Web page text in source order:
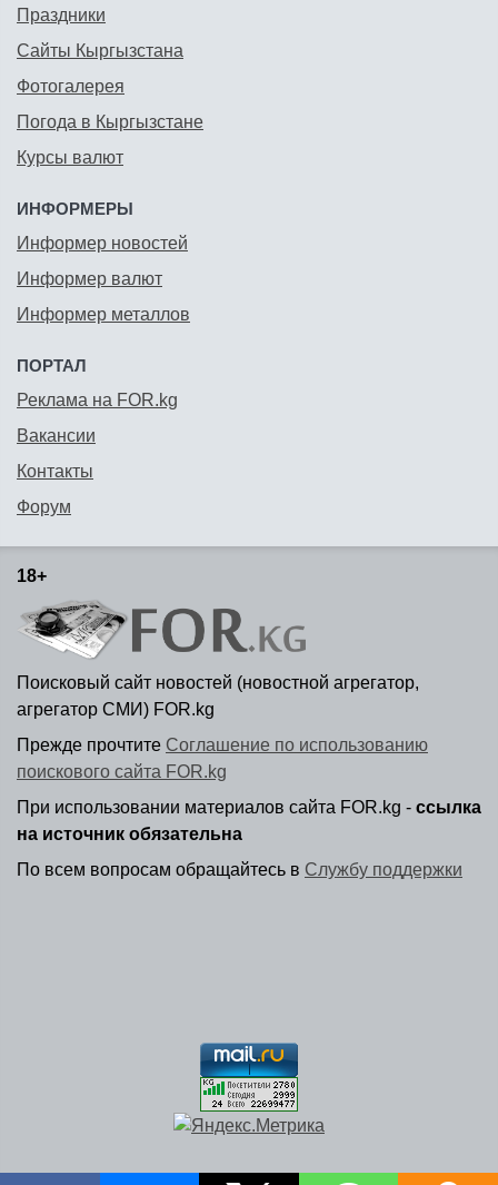
Праздники
Сайты Кыргызстана
Фотогалерея
Погода в Кыргызстане
Курсы валют
ИНФОРМЕРЫ
Информер новостей
Информер валют
Информер металлов
ПОРТАЛ
Реклама на FOR.kg
Вакансии
Контакты
Форум
18+
Поисковый сайт новостей (новостной агрегатор,
агрегатор СМИ) FOR.kg
Прежде прочтите Соглашение по использованию
поискового сайта FOR.kg
При использовании материалов сайта FOR.kg - ссылка
на источник обязательна
По всем вопросам обращайтесь в Службу поддержки